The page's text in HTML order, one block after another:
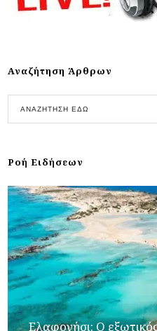
Αναζήτηση Άρθρων
Ροή Ειδήσεων
Ελαφονήσι: Ο